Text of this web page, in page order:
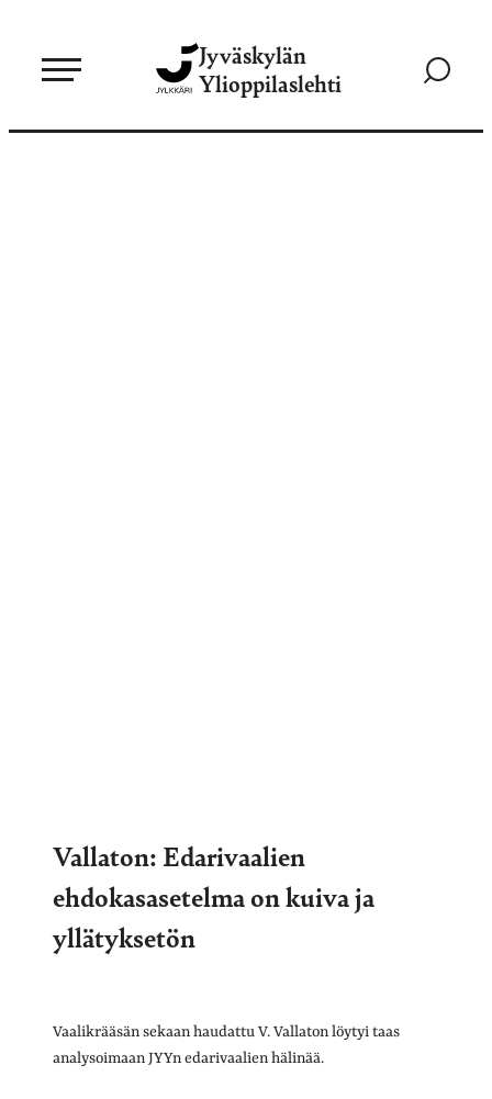
sisältöön
Jyväskylän
Ylioppilaslehti
Siirry
Vallaton: Edarivaalien
ehdokasasetelma on kuiva ja
yllätyksetön
Vaalikrääsän sekaan haudattu V. Vallaton löytyi taas
analysoimaan JYYn edarivaalien hälinää.